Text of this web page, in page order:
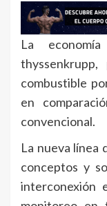
La
combustible
en
convencional.
La nueva línea
conceptos y
interconexión